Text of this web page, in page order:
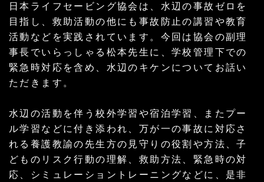
日本ライフセービング協会は、水辺の事故ゼロを
目指し、救助活動の他にも事故防止の講習や教育
活動などを実践されています。今回は協会の副理
事長でいらっしゃる松本先生に、学校管理下での
緊急時対応を含め、水辺のキケンについてお話い
ただきます。
水辺の活動を伴う校外学習や宿泊学習、またプー
ル学習などに付き添われ、万が一の事故に対応さ
れる養護教諭の先生方の見守りの役割や方法、子
どものリスク行動の理解、救助方法、緊急時の対
応、シミュレーショントレーニングなどに、是非